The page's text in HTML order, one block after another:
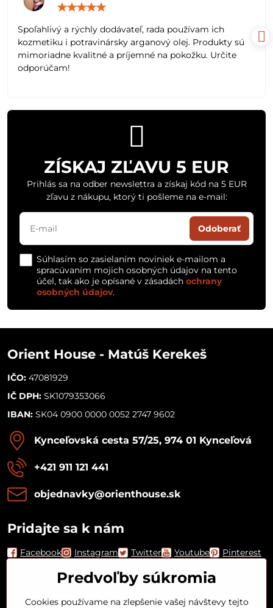
5
Spoľahlivý a rýchly dodávateľ, rada používam ich
kozmetiku i potravinársky arganový olej. Produkty sú
mimoriadne kvalitné a príjemné na pokožku. Určite
odporúčam!
ZÍSKAJ ZĽAVU 5 EUR
Prihlás sa na odber newslettra a získaj kód na 5 EUR
zľavu z nákupu, ktorý ti pošleme na e-mail:
Odoberať
Súhlasím so zasielaním noviniek e-mailom a
spracúvaním mojich osobných údajov na tento
účel, tak ako je opísané v zásadách ochrany
osobných údajov.
Orient House - Matúš Kerekeš
IČO: 47081929
IČ DPH: SK1079353066
IBAN: SK04 0900 0000 0052 2747 9602
Kynceľovská cesta 57/25, 974 01 Kynceľová
+421 911 121 441
objednavky​@orienthouse​.sk
Pridajte sa k nám
Facebook Instagram Twitter Youtube Pinterest
Predvoľby súkromia
Cookies používame na zlepšenie vašej návštevy tejto